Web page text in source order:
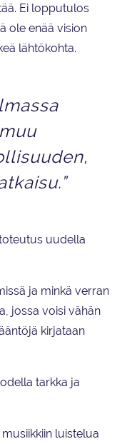
Ei lopputulos
ole enää vision
lähtökohta.
uudella
ja minkä verran
jossa voisi vähän
kirjataan
tarkka ja
luistelua